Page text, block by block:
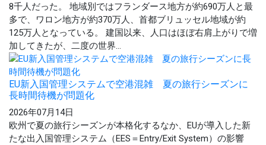
8千人だった。 地域別ではフランダース地方が約690万人と最
多で、ワロン地方が約370万人、首都ブリュッセル地域が約
125万人となっている。 建国以来、人口はほぼ右肩上がりで増
加してきたが、二度の世界...
EU新入国管理システムで空港混雑 夏の旅行シーズンに
長時間待機が問題化
2026年07月14日
欧州で夏の旅行シーズンが本格化するなか、EUが導入した新
たな出入国管理システム（EES＝Entry/Exit System）の影響